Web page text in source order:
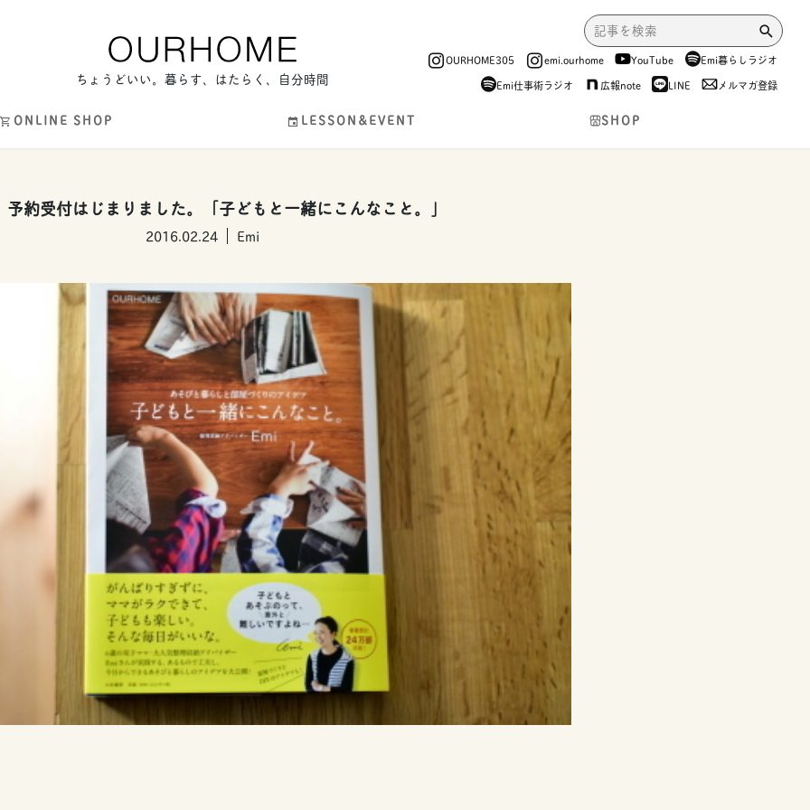
ちょうどいい。暮らす、はたらく、自分時間
OURHOME305 emi.ourhome YouTube
Emi暮らしラジオ
Emi仕事術ラジオ
広報note LINE メルマガ登録
ONLINE SHOP LESSON&EVENT SHOP
予約受付はじまりました。「子どもと一緒にこんなこと。」
2016.02.24 Emi